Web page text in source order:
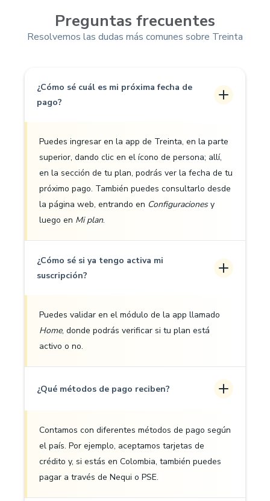
Preguntas frecuentes
Resolvemos las dudas más comunes sobre Treinta
¿Cómo sé cuál es mi próxima fecha de
pago?
Puedes ingresar en la app de Treinta, en la parte
superior, dando clic en el ícono de persona; allí,
en la sección de tu plan, podrás ver la fecha de tu
próximo pago. También puedes consultarlo desde
la página web, entrando en Configuracionesy
luego en Mi plan.
¿Cómo sé si ya tengo activa mi
suscripción?
Puedes validar en el módulo de la app llamado
Home, donde podrás verificar si tu plan está
activo o no.
¿Qué métodos de pago reciben?
Contamos con diferentes métodos de pago según
el país. Por ejemplo, aceptamos tarjetas de
crédito y, si estás en Colombia, también puedes
pagar a través de Nequi o PSE.